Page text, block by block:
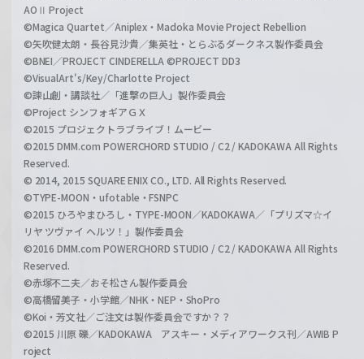
AOⅡ Project
©Magica Quartet／Aniplex・Madoka Movie Project Rebellion
©矢吹健太朗・長谷見沙貴／集英社・とらぶるダークネス製作委員会
©BNEI／PROJECT CINDERELLA ©PROJECT DD3
©VisualArt's/Key/Charlotte Project
©諫山創・講談社／「進撃の巨人」製作委員会
©Project シンフォギアＧＸ
©2015 プロジェクトラブライブ！ムービー
©2015 DMM.com POWERCHORD STUDIO / C2 / KADOKAWA All Rights
Reserved.
© 2014, 2015 SQUARE ENIX CO., LTD. All Rights Reserved.
©TYPE-MOON・ufotable・FSNPC
©2015 ひろやまひろし・TYPE-MOON／KADOKAWA／「プリズマ☆イ
リヤ ツヴァイ ヘルツ！」製作委員会
©2016 DMM.com POWERCHORD STUDIO / C2 / KADOKAWA All Rights
Reserved.
©赤塚不二夫／おそ松さん製作委員会
©高橋留美子・小学館／NHK・NEP・ShoPro
©Koi・芳文社／ご注文は製作委員会ですか？？
©2015 川原 礫／KADOKAWA アスキー・メディアワークス刊／AWIB P
roject